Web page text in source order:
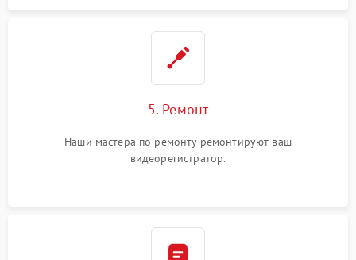
5. Ремонт
Наши мастера по ремонту ремонтируют ваш
видеорегистратор.